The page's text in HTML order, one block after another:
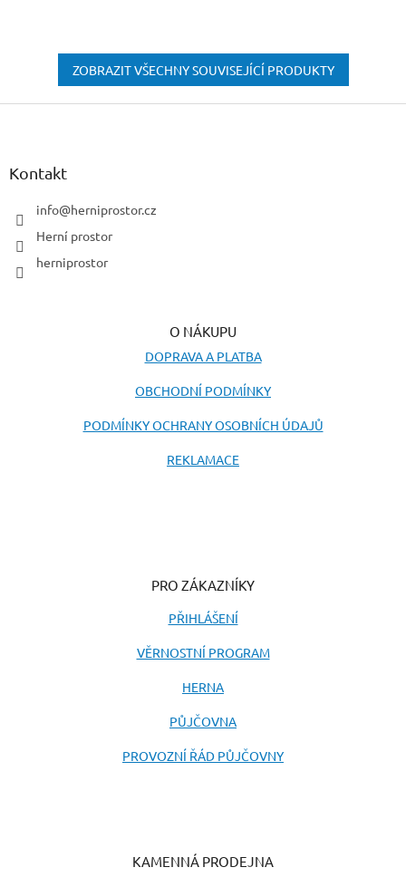
ZOBRAZIT VŠECHNY SOUVISEJÍCÍ PRODUKTY
Z
Kontakt
info@herniprostor.cz
Herní prostor
herniprostor
O NÁKUPU
DOPRAVA A PLATBA
OBCHODNÍ PODMÍNKY
PODMÍNKY OCHRANY OSOBNÍCH ÚDAJŮ
REKLAMACE
PRO ZÁKAZNÍKY
PŘIHLÁŠENÍ
VĚRNOSTNÍ PROGRAM
HERNA
PŮJČOVNA
PROVOZNÍ ŘÁD PŮJČOVNY
KAMENNÁ PRODEJNA